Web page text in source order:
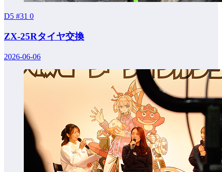
D5 #31 0
ZX-25Rタイヤ交換
2026-06-06